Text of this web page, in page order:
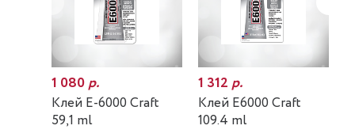
1 080р.
Клей E-6000 Craft
59,1 ml
1 312р.
Клей E6000 Craft
109.4 ml